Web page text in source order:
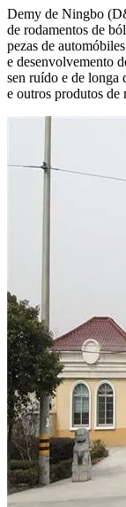
Demy de Ningbo
de rodamentos de
pezas de
e desenvolvemento
sen ruído e de longa
e outros produtos de